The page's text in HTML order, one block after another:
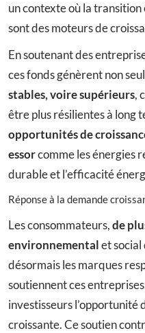
un contexte où la
sont des moteurs de
En soutenant des
ces fonds génèrent non
stables, voire supérieurs,
être plus résilientes à long
opportunités de
essorcomme les énergies
durable et l’efficacité
Réponse à la demande
Les consommateurs,de
environnementalet
désormais les marques
soutiennent ces
investisseurs
croissante. Ce soutien